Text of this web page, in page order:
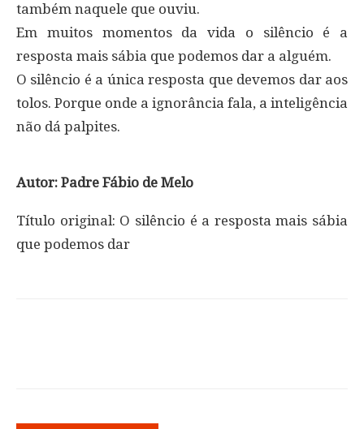
também naquele que ouviu.
Em muitos momentos da vida o silêncio é a
resposta mais sábia que podemos dar a alguém.
O silêncio é a única resposta que devemos dar aos
tolos. Porque onde a ignorância fala, a inteligência
não dá palpites.
Autor: Padre Fábio de Melo
Título original: O silêncio é a resposta mais sábia
que podemos dar